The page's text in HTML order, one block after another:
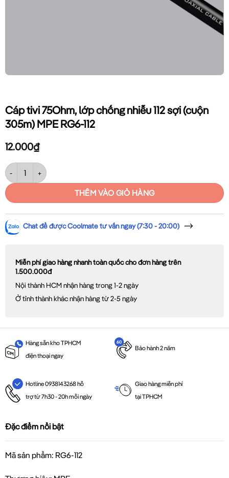
Cáp tivi 75Ohm, lớp chống nhiễu 112 sợi (cuộn
305m) MPE RG6-112
12.000₫
Cáp tivi 75Ohm, lớp chống nhiễu 112 sợi (cuộn 305m) MPE RG6-112 số
THÊM VÀO GIỎ HÀNG
Chat để được Coolmate tư vấn ngay (7:30 - 20:00)
Miễn phí giao hàng nhanh toàn quốc cho đơn hàng trên
1.500.000đ
Nội thành HCM nhận hàng trong 1-2 ngày
Ở tỉnh thành khác nhận hàng từ 2-5 ngày
Hàng sẵn kho TPHCM
điện thoại ngay
Bảo hành 2 năm
Hotline 0938143268 hỗ
trợ từ 7h30 - 20h mỗi ngày
Giao hàng miễn phí
tại TPHCM
Đặc điểm nổi bật
Mã sản phẩm: RG6-112